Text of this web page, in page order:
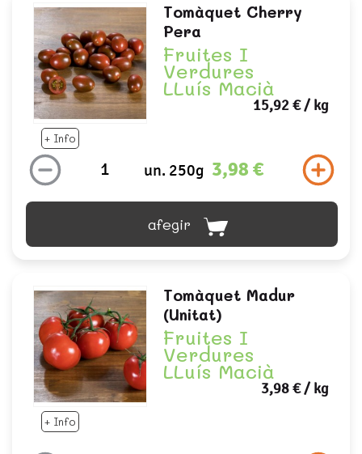
+ Info
Tomàquet Cherry
Pera
Fruites I
Verdures
LLuís Macià
15,92 €/ kg
un. 250g 3,98 €
afegir
+ Info
Tomàquet Madur
(unitat)
Fruites I
Verdures
LLuís Macià
3,98 €/ kg